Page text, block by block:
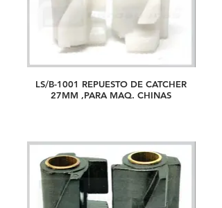
LS/B-1001 REPUESTO DE CATCHER
27MM ,PARA MAQ. CHINAS